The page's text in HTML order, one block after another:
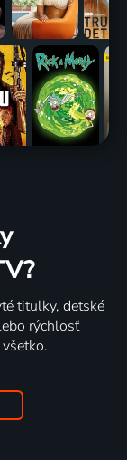
titulky, detské
rýchlosť